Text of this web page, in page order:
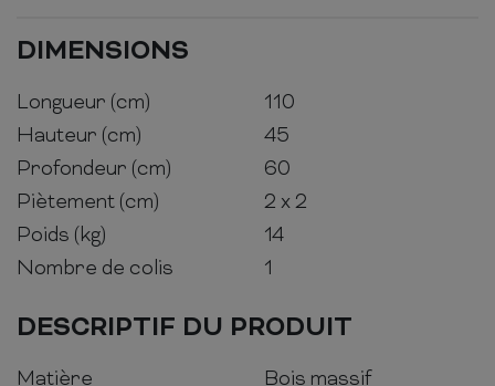
DIMENSIONS
Longueur (cm)
110
Hauteur (cm)
45
Profondeur (cm)
60
Piètement (cm)
2 x 2
Poids (kg)
14
Nombre de colis
1
DESCRIPTIF DU PRODUIT
Matière
Bois massif